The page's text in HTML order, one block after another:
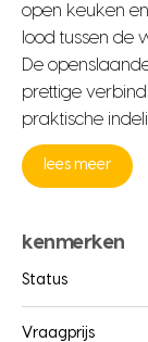
open keuken
lood tussen de
De
prettige
praktische
lees meer
kenmerken
Status
Vraagprijs